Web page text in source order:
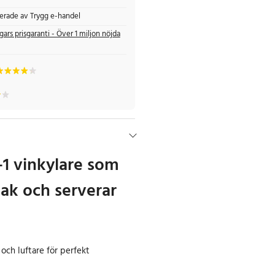
av Trygg e-handel
prisgaranti - Över 1 miljon nöjda
vinkylare som
och serverar
luftare för perfekt